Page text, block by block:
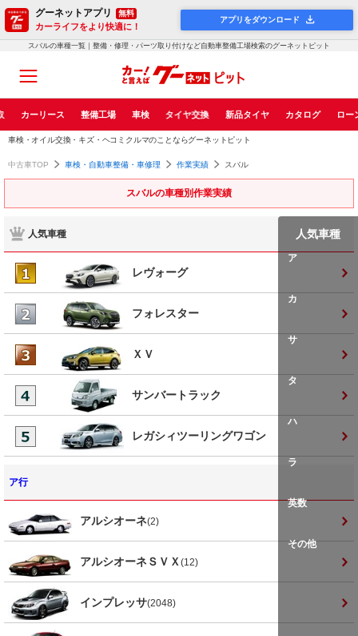
グーネットアプリ 無料
カーライフをより快適に！
アプリをダウンロード
スバルの車種一覧｜整備・修理・パーツ取り付けなど自動車整備工場検索のグーネットピット
カーリース 整備工場 車検 タイヤ交換 新品タイヤ カタログ ロー
車検・オイル交換・キズ・ヘコミクルマのことならグーネットピット
中古車TOP 車検・自動車整備・車修理 作業実績 スバル
スバルの車種別作業実績
人気車種
レヴォーグ
フォレスター
ＸＶ
サンバートラック
レガシィツーリングワゴン
ア行
アルシオーネ(2)
アルシオーネＳＶＸ (12)
インプレッサ(2048)
人気車種
ア
カ
サ
タ
ハ
ラ
英数
その他